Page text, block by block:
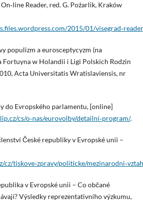
Reader, red. G. Pożarlik, Kraków
2015/01/
populizm a eurosceptycyzm (na
Fortuyna w Holandii i Ligi Polskich Rodzin
Acta Universitatis Wratislaviensis, nr
do Evropského parlamentu, [online]
cs/o‑nas/eurovolby/detailni‑program/.
České republiky v Evropské unii –
cz/tiskove‑zpravy/politicke/
v Evropské unii – Co občané
Výsledky reprezentativního výzkumu,